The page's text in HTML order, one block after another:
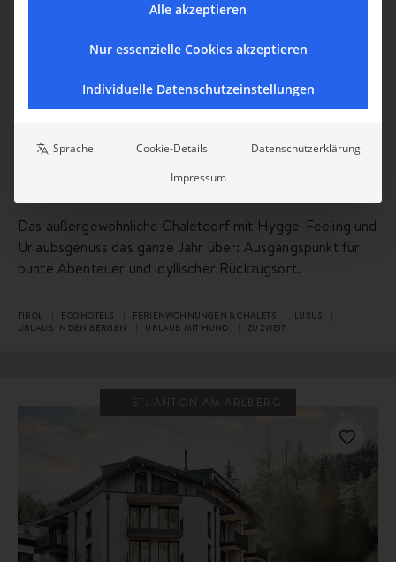
Hygna Chalets
Chalets inmitten der alpinen Tiroler
Das außergewöhnliche Chaletdorf mit Hygge-Feeling und
Urlaubsgenuss das ganze Jahr über: Ausgangspunkt für
bunte Abenteuer und idyllischer Rückzugsort.
TIROL ECO HOTELS FERIENWOHNUNGEN & CHALETS
LUXUS
URLAUB IN DEN BERGEN
URLAUB MIT HUND ZU ZWEIT
ST. ANTON AM ARLBERG
Alle akzeptieren
Nur essenzielle Cookies akzeptieren
Individuelle Datenschutzeinstellungen
Sprache Cookie-Details
Datenschutzerklärung
Impressum